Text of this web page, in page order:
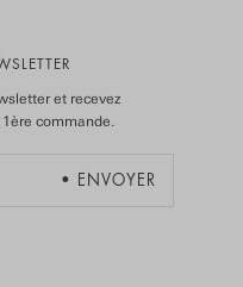
et recevez
commande.